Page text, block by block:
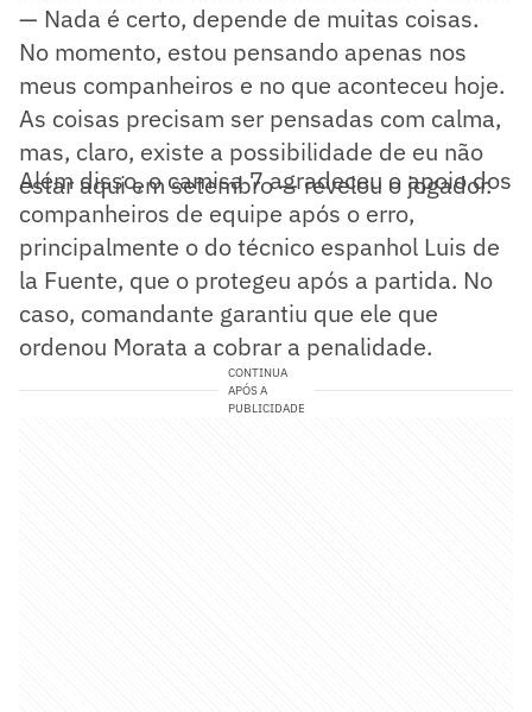
— Nada é certo, depende de muitas coisas.
No momento, estou pensando apenas nos
meus companheiros e no que aconteceu hoje.
As coisas precisam ser pensadas com calma,
mas, claro, existe a possibilidade de eu não
estar aqui em setembro — revelou o jogador.
Além disso, o camisa 7 agradeceu o apoio dos
companheiros de equipe após o erro,
principalmente o do técnico espanhol Luis de
la Fuente, que o protegeu após a partida. No
caso, comandante garantiu que ele que
ordenou Morata a cobrar a penalidade.
CONTINUA
APÓS A
PUBLICIDADE